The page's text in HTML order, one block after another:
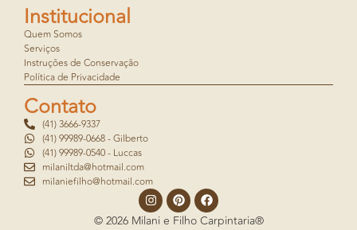
Institucional
Quem Somos
Serviços
Instruções de Conservação
Política de Privacidade
Contato
(41) 3666-9337
(41) 99989-0668 - Gilberto
(41) 99989-0540 - Luccas
milaniltda@hotmail.com
milaniefilho@hotmail.com
© 2026 Milani e Filho Carpintaria®